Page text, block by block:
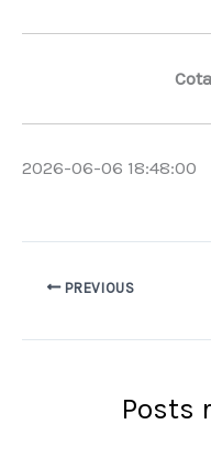
2026-06-06 18:48:00
PREVIOUS
Posts